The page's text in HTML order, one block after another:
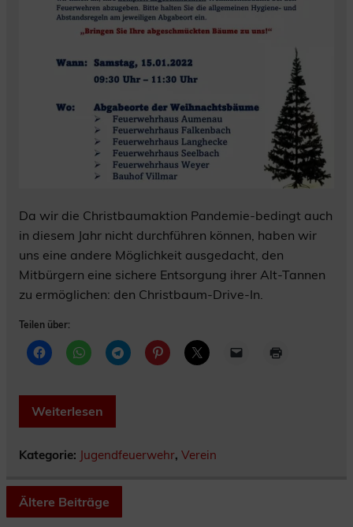
Da wir die Christbaumaktion Pandemie-bedingt auch
in diesem Jahr nicht durchführen können, haben wir
uns eine andere Möglichkeit ausgedacht, den
Mitbürgern eine sichere Entsorgung ihrer Alt-Tannen
zu ermöglichen: den Christbaum-Drive-In.
Teilen über:
Weiterlesen
Kategorie: Jugendfeuerwehr, Verein
Ältere Beiträge